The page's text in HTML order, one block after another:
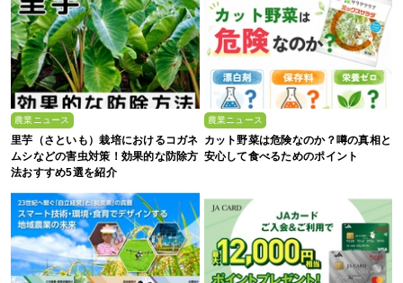
農業ニュース
里芋（さといも）栽培におけるコガネ
ムシなどの害虫対策！効果的な防除方
法おすすめ5選を紹介
農業ニュース
カット野菜は危険なのか？噂の真相と
安心して食べるためのポイント